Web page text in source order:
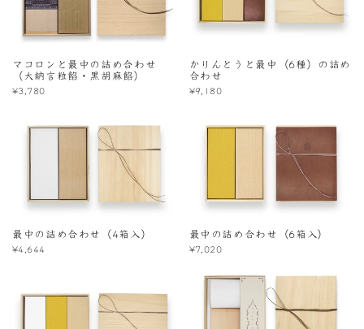
マコロンと最中の詰め合わせ
（大納言粒餡・黒胡麻餡）
¥3,780
かりんとうと最中（6種）の詰め
合わせ
¥9,180
最中の詰め合わせ（4箱入）
¥4,644
最中の詰め合わせ（6箱入）
¥7,020